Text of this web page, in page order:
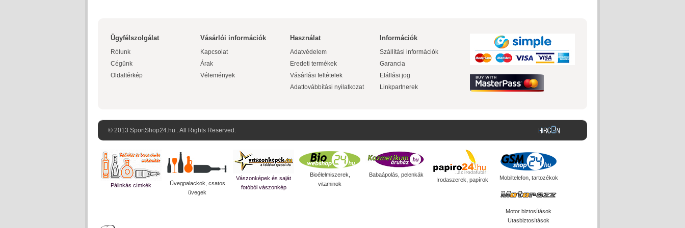
Ügyfélszolgálat
Rólunk
Cégünk
Oldaltérkép
Vásárlói információk
Kapcsolat
Árak
Vélemények
Használat
Adatvédelem
Eredeti termékek
Vásárlási feltételek
Adattovábbítási nyilatkozat
Információk
Szállítási információk
Garancia
Elállási jog
Linkpartnerek
© 2013 SportShop24.hu . All Rights Reserved.
Pálinkás címkék
Üvegpalackok, csatos
üvegek
Vászonképek és saját
fotóból vászonkép
Bioélelmiszerek,
vitaminok
Babaápolás, pelenkák
Irodaszerek, papírok
Mobiltelefon, tartozékok
Motor biztosítások
Utasbiztosítások